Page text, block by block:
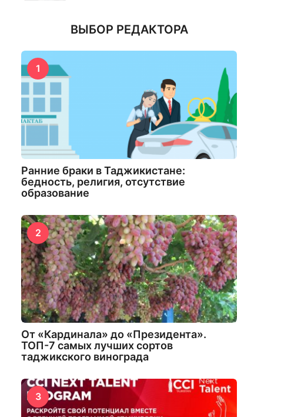
ВЫБОР РЕДАКТОРА
1
Ранние браки в Таджикистане:
бедность, религия, отсутствие
образование
2
От «Кардинала» до «Президента».
ТОП-7 самых лучших сортов
таджикского винограда
3